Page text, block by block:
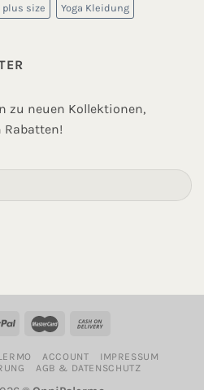
plus size Yoga Kleidung
zu neuen Kollektionen,
Rabatten!
ACCOUNT
IMPRESSUM
AGB & DATENSCHUTZ